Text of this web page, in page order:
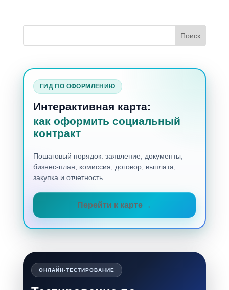
ГИД ПО ОФОРМЛЕНИЮ
Интерактивная карта:
как оформить социальный
контракт
Пошаговый порядок: заявление, документы,
бизнес-план, комиссия, договор, выплата,
закупка и отчетность.
Перейти к карте
ОНЛАЙН-ТЕСТИРОВАНИЕ